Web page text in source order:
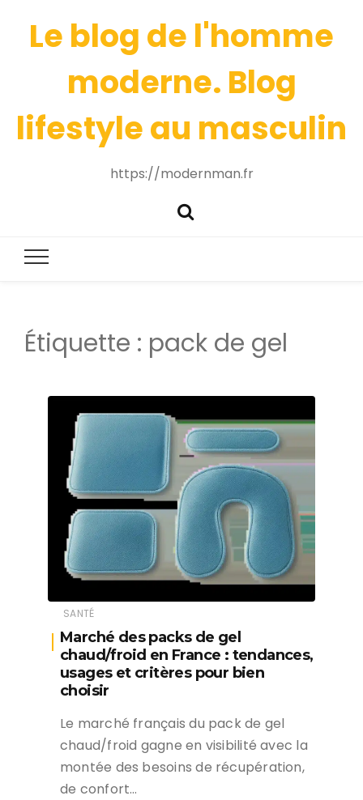
Le blog de l'homme
moderne. Blog
lifestyle au masculin
https://modernman.fr
Étiquette : pack de gel
SANTÉ
Marché des packs de gel
chaud/froid en France : tendances,
usages et critères pour bien
choisir
Le marché français du pack de gel
chaud/froid gagne en visibilité avec la
montée des besoins de récupération,
de confort…